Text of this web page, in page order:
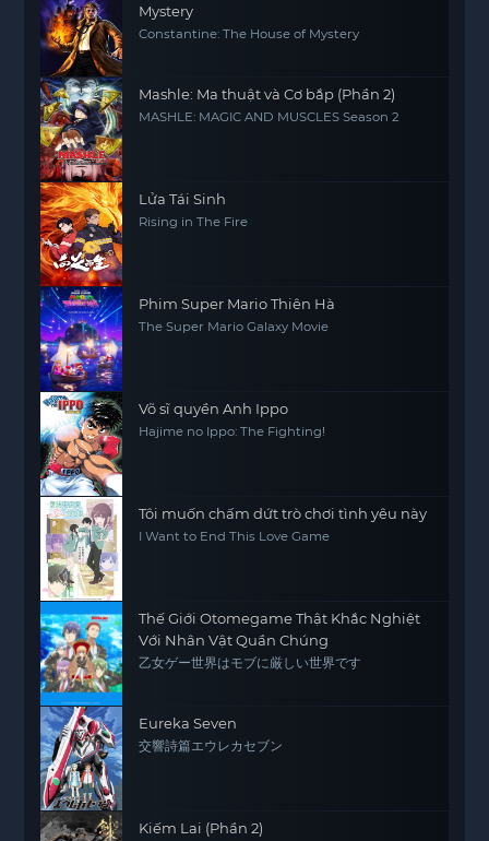
Mystery
Constantine: The House of Mystery
Mashle: Ma thuật và Cơ bắp (Phần 2)
MASHLE: MAGIC AND MUSCLES Season 2
Lửa Tái Sinh
Rising in The Fire
Phim Super Mario Thiên Hà
The Super Mario Galaxy Movie
Võ sĩ quyền Anh Ippo
Hajime no Ippo: The Fighting!
Tôi muốn chấm dứt trò chơi tình yêu này
I Want to End This Love Game
Thế Giới Otomegame Thật Khắc Nghiệt
Với Nhân Vật Quần Chúng
乙女ゲー世界はモブに厳しい世界です
Eureka Seven
交響詩篇エウレカセブン
Kiếm Lai (Phần 2)